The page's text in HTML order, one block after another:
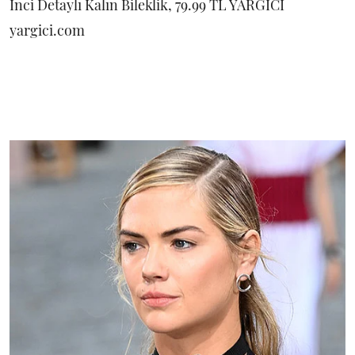
İnci Detaylı Kalın Bileklik, 79.99 TL YARGICI
yargici.com